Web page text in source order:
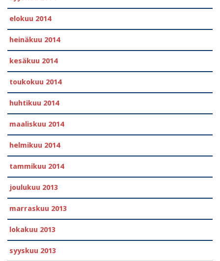
elokuu 2014
heinäkuu 2014
kesäkuu 2014
toukokuu 2014
huhtikuu 2014
maaliskuu 2014
helmikuu 2014
tammikuu 2014
joulukuu 2013
marraskuu 2013
lokakuu 2013
syyskuu 2013